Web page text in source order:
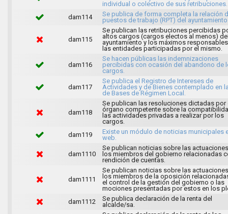
individual o colectivo de sus retribuciones.
dam114
Se publica de forma completa la relación
puestos de trabajo (RPT) del
dam115
Se publican las retribuciones percibidas
altos cargos (cargos electos al menos)
ayuntamiento y los máximos
las entidades participadas por el mismo.
dam116
Se hacen públicas las indemnizaciones
percibidas con ocasión del abandono de
cargos.
dam117
Se publica el Registro de Intereses de
Actividades y de Bienes contemplado en
de Bases de Régimen Local.
dam118
Se publican las resoluciones dictadas por
órgano competente sobre la
las actividades privadas a realizar por los
cargos.
dam119
Existe un módulo de noticias municipales
web.
dam1110
Se publican noticias sobre las
los miembros del gobierno relacionadas
rendición de cuentas.
dam1111
Se publican noticias sobre las
los miembros de la oposición
el control de la gestión del gobierno o las
mociones presentadas por estos en los
dam1112
Se publica declaración de la renta del
alcalde/sa.